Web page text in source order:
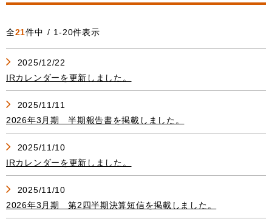
全21件中 / 1-20件表示
2025/12/22
IRカレンダーを更新しました。
2025/11/11
2026年3月期 半期報告書を掲載しました。
2025/11/10
IRカレンダーを更新しました。
2025/11/10
2026年3月期 第2四半期決算短信を掲載しました。